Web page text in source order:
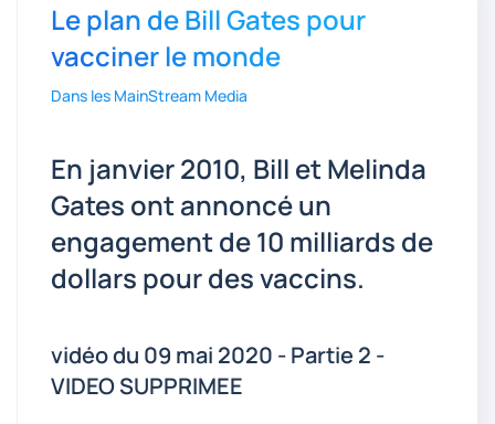
Le plan de Bill Gates pour
vacciner le monde
Dans les MainStream Media
En janvier 2010, Bill et Melinda
Gates ont annoncé un
engagement de 10 milliards de
dollars pour des vaccins.
vidéo du 09 mai 2020 - Partie 2 -
VIDEO SUPPRIMEE